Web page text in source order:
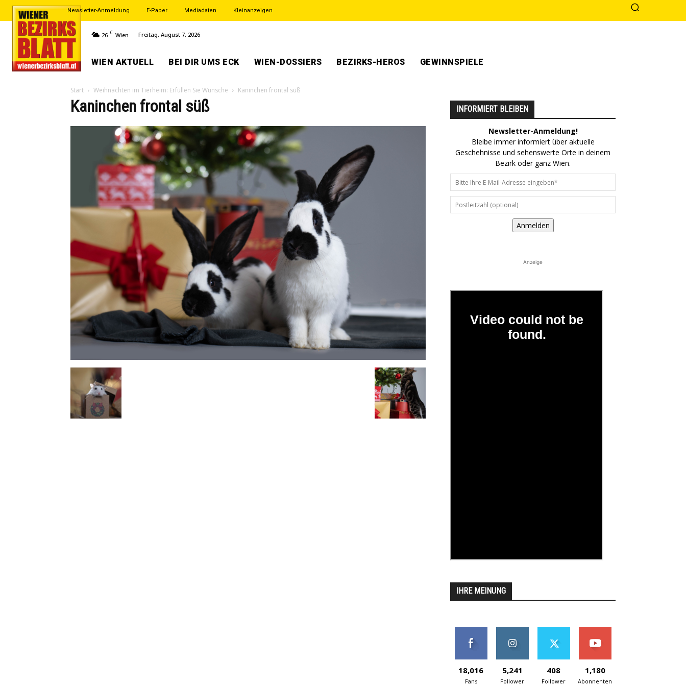
Newsletter-Anmeldung E-Paper Mediadaten Kleinanzeigen
26 C Wien Freitag, August 7, 2026
WIEN AKTUELL BEI DIR UMS ECK WIEN-DOSSIERS BEZIRKS-HEROS GEWINNSPIELE
Start Weihnachten im Tierheim: Erfüllen Sie Wünsche Kaninchen frontal süß
Kaninchen frontal süß INFORMIERT BLEIBEN
Newsletter-Anmeldung!
Bleibe immer informiert über aktuelle
Geschehnisse und sehenswerte Orte in deinem
Bezirk oder ganz Wien.
Anmelden
Anzeige
IHRE MEINUNG
18,016
Fans
5,241
Follower
408
Follower
1,180
Abonnenten